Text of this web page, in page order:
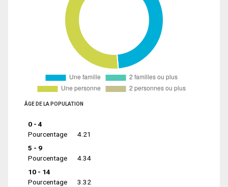
ÂGE DE LA POPULATION
0 - 4
Pourcentage
4.21
5 - 9
Pourcentage
4.34
10 - 14
Pourcentage
3.32